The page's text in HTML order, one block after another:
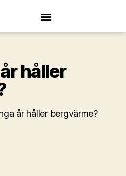
håller
år håller bergvärme?